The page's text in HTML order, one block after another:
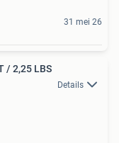
31 mei 26
/ 2,25 LBS
Details